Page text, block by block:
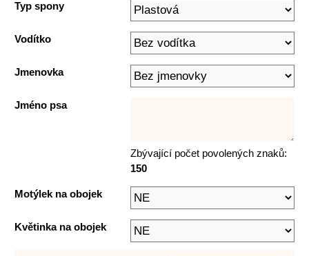
Typ spony
Vodítko
Jmenovka
Jméno psa
Zbývající počet povolených znaků:
150
Motýlek na obojek
Květinka na obojek